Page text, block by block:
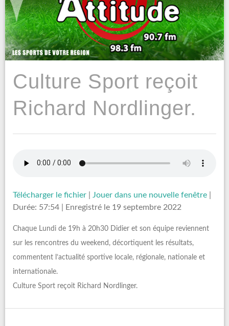
Culture Sport reçoit
Richard Nordlinger.
Télécharger le fichier Jouer dans une nouvelle fenêtre
Durée: 57:54
Enregistré le 19 septembre 2022
Chaque Lundi de 19h à 20h30 Didier et son équipe reviennent
sur les rencontres du weekend, décortiquent les résultats,
commentent l’actualité sportive locale, régionale, nationale et
internationale.
Culture Sport reçoit Richard Nordlinger.